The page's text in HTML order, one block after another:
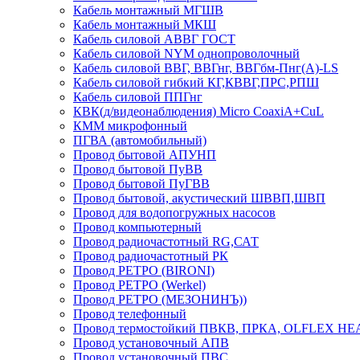
Кабель монтажный МГШВ
Кабель монтажный МКШ
Кабель силовой АВВГ ГОСТ
Кабель силовой NYM однопроволочный
Кабель силовой ВВГ, ВВГнг, ВВГбм-Пнг(А)-LS
Кабель силовой гибкий КГ,КВВГ,ПРС,РПШ
Кабель силовой ППГнг
КВК(д/видеонаблюдения) Micro CoaxiA+CuL
КММ микрофонный
ПГВА (автомобильный)
Провод бытовой АПУНП
Провод бытовой ПуВВ
Провод бытовой ПуГВВ
Провод бытовой, акустический ШВВП,ШВП
Провод для водопогружных насосов
Провод компьютерный
Провод радиочастотный RG,САТ
Провод радиочастотный РК
Провод РЕТРО (BIRONI)
Провод РЕТРО (Werkel)
Провод РЕТРО (МЕЗОНИНЪ))
Провод телефонный
Провод термостойкий ПВКВ, ПРКА, OLFLEX
Провод установочный АПВ